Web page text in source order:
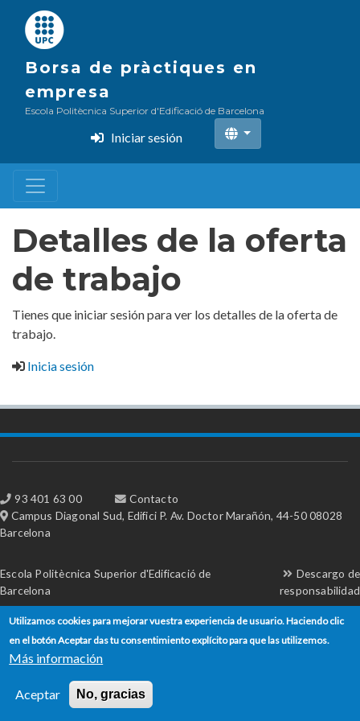
principal
Borsa de pràctiques en
empresa
Escola Politècnica Superior d'Edificació de Barcelona
Iniciar sesión
Detalles de la oferta
de trabajo
Tienes que iniciar sesión para ver los detalles de la oferta de
trabajo.
Inicia sesión
93 401 63 00
Contacto
Campus Diagonal Sud, Edifici P. Av. Doctor Marañón, 44-50 08028
Barcelona
Escola Politècnica Superior d'Edificació de
Barcelona
Descargo de
responsabilidad
Utilizamos cookies para mejorar vuestra experiencia de usuario. Haciendo clic
en el botón Aceptar das tu consentimiento explícito para que las utilizemos.
Más información
Aceptar No, gracias